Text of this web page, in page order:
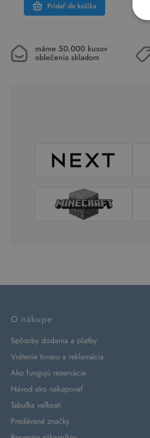
Pridať do košíka
máme 50.000 kusov
oblečenia skladom
O nákupe
Spôsoby dodania a platby
Vrátenie tovaru a reklamácia
Ako fungujú rezervácie
Návod ako nakupovať
Tabuľka veľkostí
Predávané značky